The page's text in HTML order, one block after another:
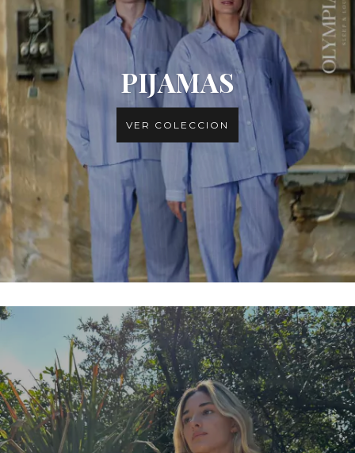
PIJAMAS
VER COLECCION